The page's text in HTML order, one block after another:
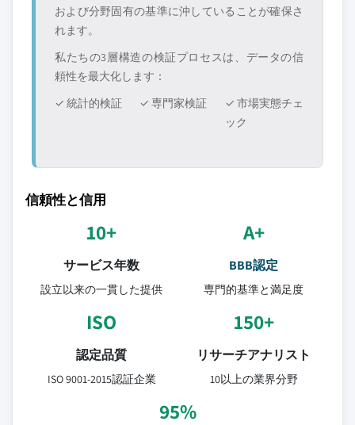
および分野固有の基準に沖していることが確保さ
れます。
私たちの3層構造の検証プロセスは、データの信
頼性を最大化します：
✓ 統計的検証
✓ 専門家検証
✓ 市場実態チェ
ック
信頼性と信用
10+
サービス年数
設立以来の一貫した提供
A+
BBB認定
専門的基準と満足度
ISO
認定品質
ISO 9001-2015認証企業
150+
リサーチアナリスト
10以上の業界分野
95%